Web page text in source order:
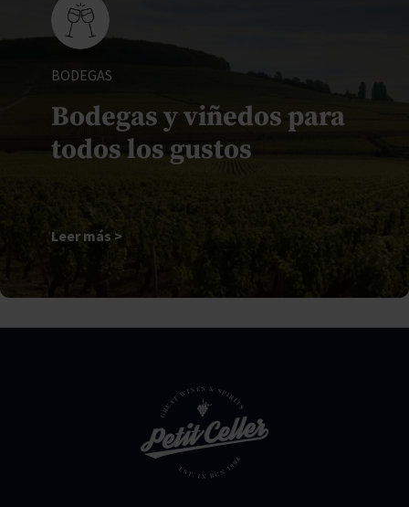
BODEGAS
Bodegas y viñedos para
todos los gustos
Leer más >